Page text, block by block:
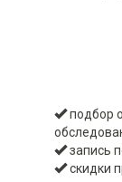
подбор
запись
скидки